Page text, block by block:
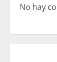
No hay